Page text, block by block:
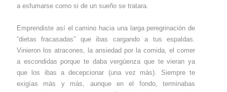
a esfumarse como si de un sueño se tratara.
Emprendiste así el camino hacia una larga peregrinación de
“dietas fracasadas” que ibas cargando a tus espaldas.
Vinieron los atracones, la ansiedad por la comida, el comer
a escondidas porque te daba vergüenza que te vieran ya
que los ibas a decepcionar (una vez más). Siempre te
exigías más y más, aunque en el fondo, terminabas